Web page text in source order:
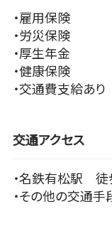
・雇用保険
・労災保険
・厚生年金
・健康保険
・交通費支給あり
交通アクセス
・名鉄有松駅
・その他の交通手